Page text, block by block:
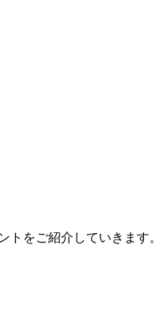
をご紹介していきます。